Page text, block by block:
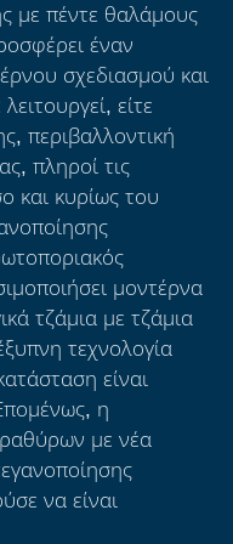
με πέντε θαλάμους
έναν
σχεδιασμού και
είτε
περιβαλλοντική
πληροί τις
και κυρίως του
μοντέρνα
τζάμια με τζάμια
τεχνολογία
είναι
η
με νέα
να είναι